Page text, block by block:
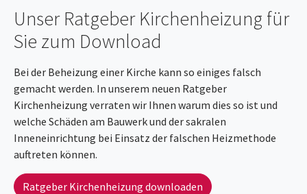
Unser Ratgeber Kirchenheizung für
Sie zum Download
Bei der Beheizung einer Kirche kann so einiges falsch
gemacht werden. In unserem neuen Ratgeber
Kirchenheizung verraten wir Ihnen warum dies so ist und
welche Schäden am Bauwerk und der sakralen
Inneneinrichtung bei Einsatz der falschen Heizmethode
auftreten können.
Ratgeber Kirchenheizung downloaden